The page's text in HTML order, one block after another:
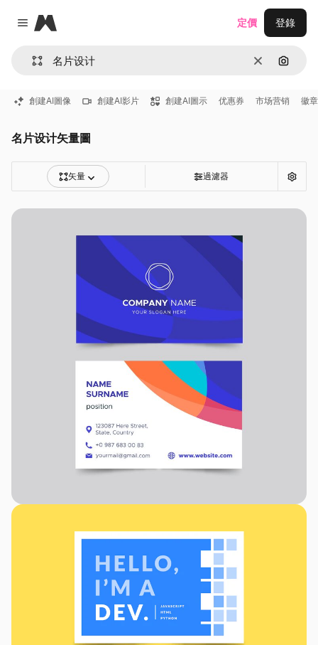
Close menu
Magnific
清除 通過圖
定價 登錄
創建AI圖像 創建AI影片 創建AI圖示 优惠券 市场营销 徽章
名片设计矢量圖
矢量 過濾器